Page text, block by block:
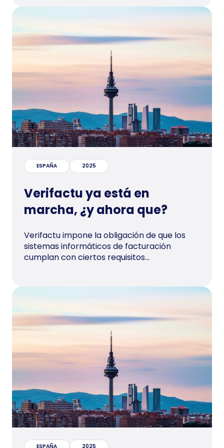
ESPAÑA 2025
Verifactu ya está en
marcha, ¿y ahora que?
Verifactu impone la obligación de que los
sistemas informáticos de facturación
cumplan con ciertos requisitos...
ESPAÑA 2025